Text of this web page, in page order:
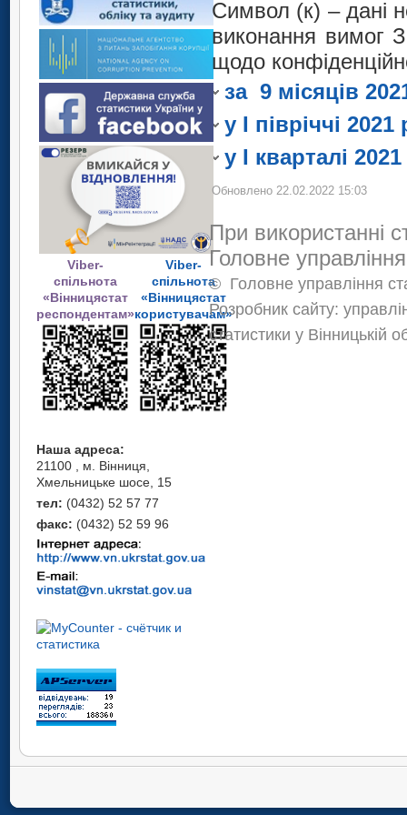
Viber-
спільнота
«Вінницястат
респондентам»
Viber-
спільнота
«Вінницястат
користувачам»
Наша адреса:
21100 , м. Вінниця,
Хмельницьке шосе, 15
тел: (0432) 52 57 77
факс: (0432) 52 59 96
Символ (к) – дані
виконання вимог
щодо
за 9 місяців
Символ (к) –
забезпечення
державну
інформації.
у I півріччі 2021
Швеція
Символ (к) –
забезпечення
державну
інформації.
у I кварталі
Швейцарія
Швеція
Символ (к) –
забезпечення
державну
інформації.
Обновлено 22.02.2022 15:03
При використанні
Головне
© Головне управління
Розробник сайту:
статистики у Вінницькій